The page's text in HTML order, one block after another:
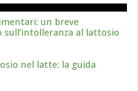
un breve
al lattosio
nel latte: la guida